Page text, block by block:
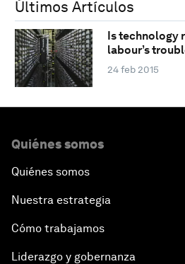
Últimos Artículos
Is technology
labour’s
24 feb 2015
Quiénes somos
Quiénes somos
Nuestra estrategia
Cómo trabajamos
Liderazgo y gobernanza